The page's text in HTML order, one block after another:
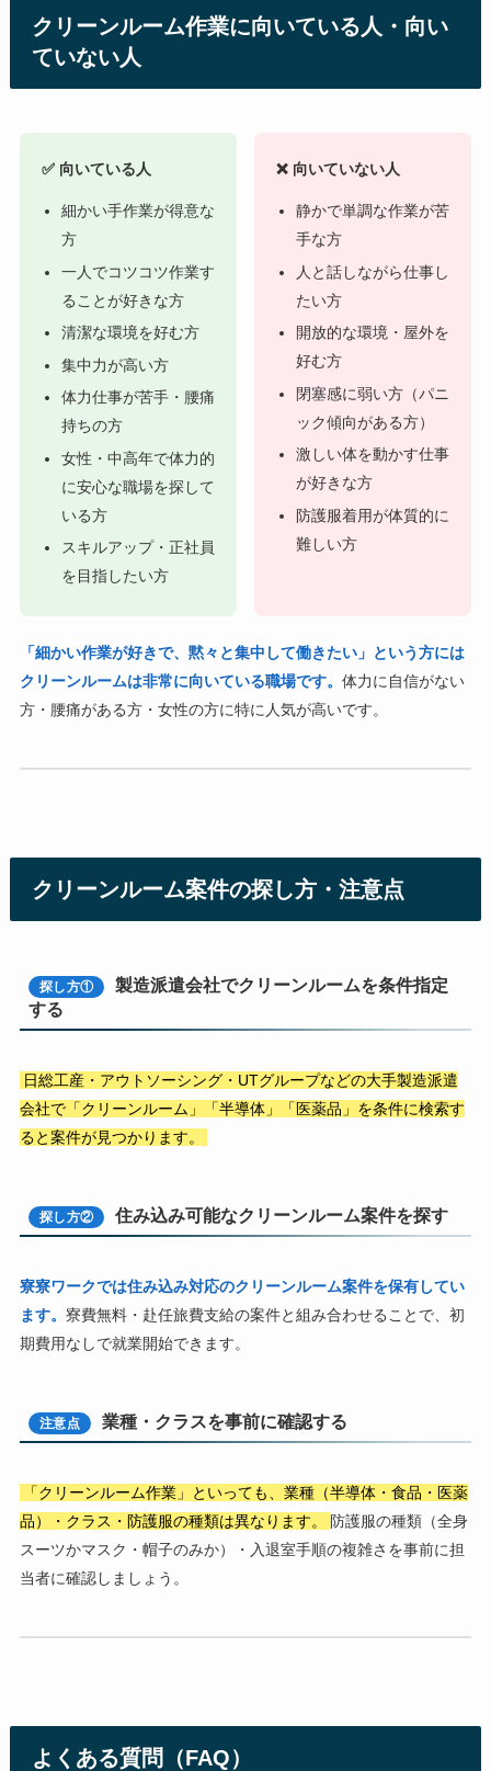
クリーンルーム作業に向いている人・向い
ていない人
✅ 向いている人
細かい手作業が得意な
方
一人でコツコツ作業す
ることが好きな方
清潔な環境を好む方
集中力が高い方
体力仕事が苦手・腰痛
持ちの方
女性・中高年で体力的
に安心な職場を探して
いる方
スキルアップ・正社員
を目指したい方
❌ 向いていない人
静かで単調な作業が苦
手な方
人と話しながら仕事し
たい方
開放的な環境・屋外を
好む方
閉塞感に弱い方（パニ
ック傾向がある方）
激しい体を動かす仕事
が好きな方
防護服着用が体質的に
難しい方
「細かい作業が好きで、黙々と集中して働きたい」という方には
クリーンルームは非常に向いている職場です。 体力に自信がない
方・腰痛がある方・女性の方に特に人気が高いです。
クリーンルーム案件の探し方・注意点
探し方①
製造派遣会社でクリーンルームを条件指定
する
日総工産・アウトソーシング・UTグループなどの大手製造派遣
会社で「クリーンルーム」「半導体」「医薬品」を条件に検索す
ると案件が見つかります。
探し方② 住み込み可能なクリーンルーム案件を探す
寮寮ワークでは住み込み対応のクリーンルーム案件を保有してい
ます。 寮費無料・赴任旅費支給の案件と組み合わせることで、初
期費用なしで就業開始できます。
注意点 業種・クラスを事前に確認する
「クリーンルーム作業」といっても、業種（半導体・食品・医薬
品）・クラス・防護服の種類は異なります。
防護服の種類（全身
スーツかマスク・帽子のみか）・入退室手順の複雑さを事前に担
当者に確認しましょう。
よくある質問（FAQ）